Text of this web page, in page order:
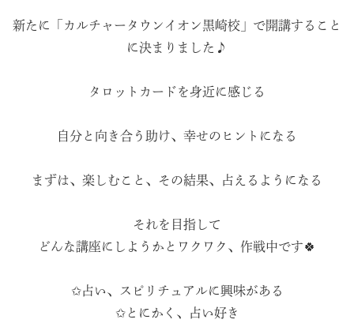
新たに「カルチャータウンイオン黒崎校」で開講すること
に決まりました♪
タロットカードを身近に感じる
自分と向き合う助け、幸せのヒントになる
まずは、楽しむこと、その結果、占えるようになる
それを目指して
どんな講座にしようかとワクワク、作戦中です🍀
✩占い、スピリチュアルに興味がある
✩とにかく、占い好き